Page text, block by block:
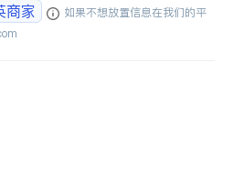
商家
如果不想放置信息在我们的平